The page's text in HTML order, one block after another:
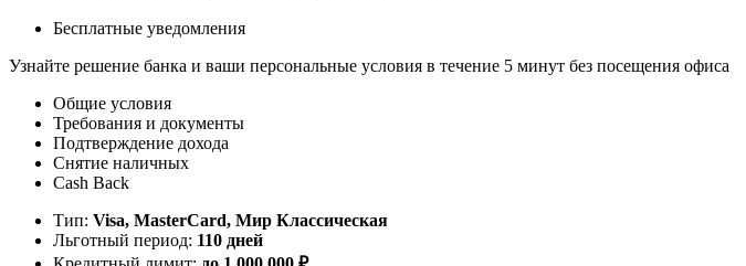
Бесплатные уведомления
Узнайте решение банка и ваши персональные условия в течение 5 минут без посещения офиса
Общие условия
Требования и документы
Подтверждение дохода
Снятие наличных
Cash Back
Тип: Visa, MasterСard, Мир Классическая
Льготный период: 110 дней